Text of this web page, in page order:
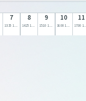
7
13:35 14:20
8
14:25 15:10
9
15:10 16:00
10
16:00 17:00
11
17:00